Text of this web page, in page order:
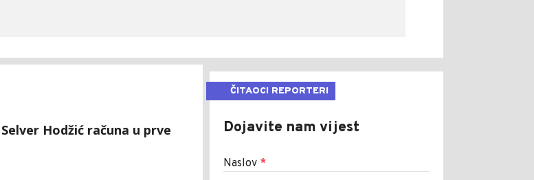
Hodžić računa u prve
ČITAOCI REPORTERI
Dojavite nam vijest
Naslov *